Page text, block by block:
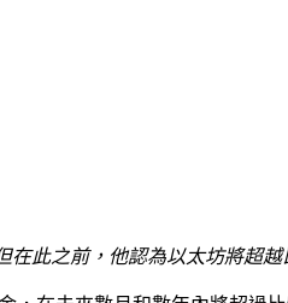
此之前，他認為以太坊將超